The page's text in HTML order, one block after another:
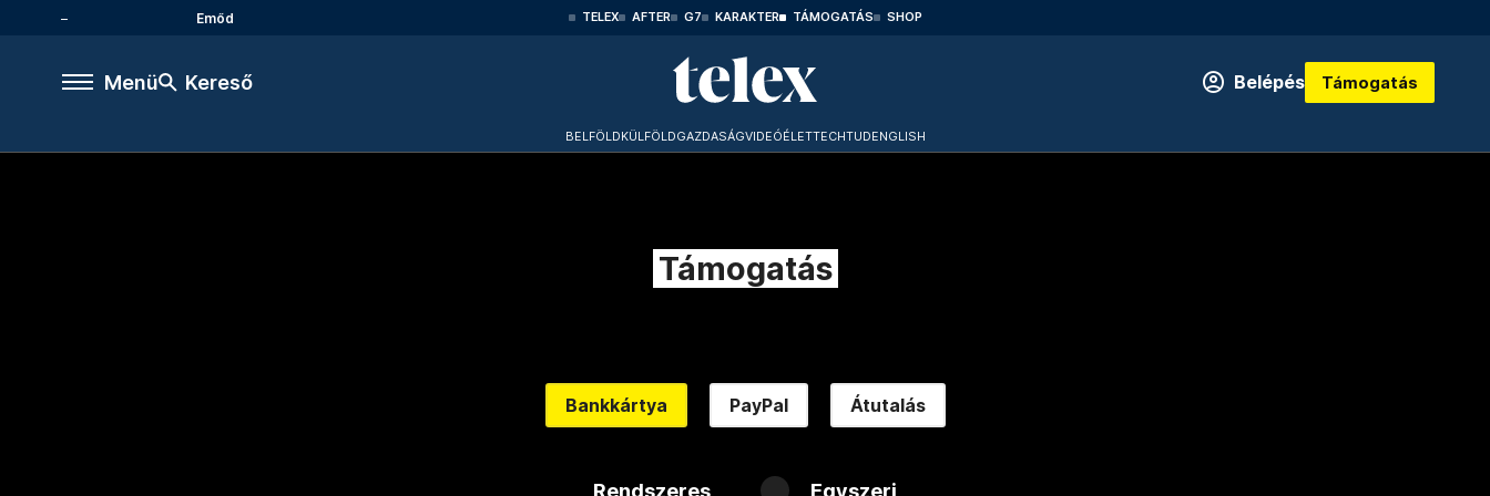
Emőd TELEX AFTER G7 KARAKTER TÁMOGATÁS SHOP
Menü Kereső Belépés Támogatás
BELFÖLDKÜLFÖLDGAZDASÁGVIDEÓÉLETTECHTUDENGLISH
Támogatás
Bankkártya PayPal Átutalás
Rendszeres Egyszeri